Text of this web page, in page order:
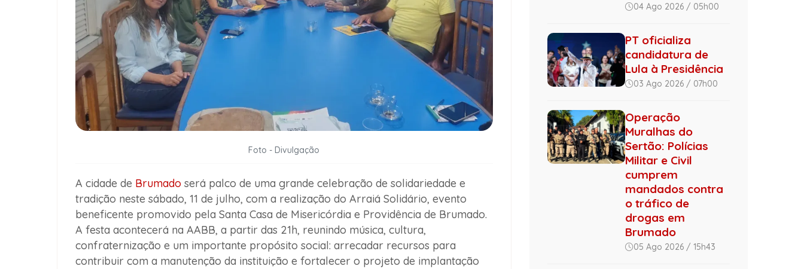
Foto - Divulgação
A cidade de Brumado será palco de uma grande celebração de solidariedade e
tradição neste sábado, 11 de julho, com a realização do Arraiá Solidário, evento
beneficente promovido pela Santa Casa de Misericórdia e Providência de Brumado.
A festa acontecerá na AABB, a partir das 21h, reunindo música, cultura,
confraternização e um importante propósito social: arrecadar recursos para
contribuir com a manutenção da instituição e fortalecer o projeto de implantação
04 Ago 2026 / 05h00
PT oficializa
candidatura de
Lula à Presidência
03 Ago 2026 / 07h00
Operação
Muralhas do
Sertão: Polícias
Militar e Civil
cumprem
mandados contra
o tráfico de
drogas em
Brumado
05 Ago 2026 / 15h43